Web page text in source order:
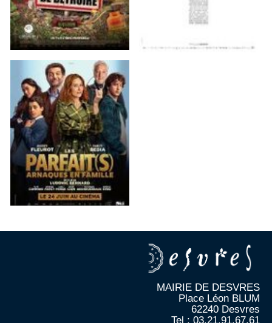
MAIRIE DE DESVRES
Place Léon BLUM
62240 Desvres
Tel : 03.21.91.67.61